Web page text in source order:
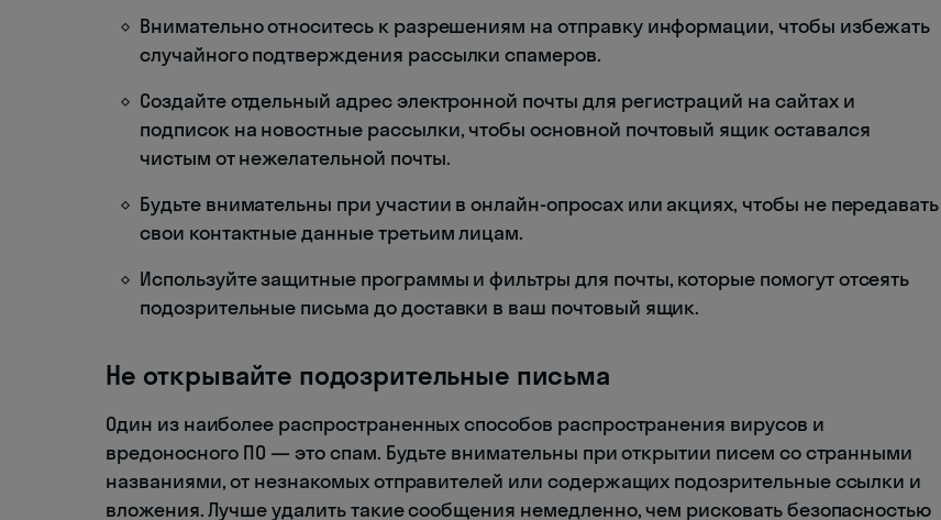
Внимательно относитесь к разрешениям на отправку информации, чтобы избежать
случайного подтверждения рассылки спамеров.
Создайте отдельный адрес электронной почты для регистраций на сайтах и
подписок на новостные рассылки, чтобы основной почтовый ящик оставался
чистым от нежелательной почты.
Будьте внимательны при участии в онлайн-опросах или акциях, чтобы не передавать
свои контактные данные третьим лицам.
Используйте защитные программы и фильтры для почты, которые помогут отсеять
подозрительные письма до доставки в ваш почтовый ящик.
Не открывайте подозрительные письма
Один из наиболее распространенных способов распространения вирусов и
вредоносного ПО — это спам. Будьте внимательны при открытии писем со странными
названиями, от незнакомых отправителей или содержащих подозрительные ссылки и
вложения. Лучше удалить такие сообщения немедленно, чем рисковать безопасностью